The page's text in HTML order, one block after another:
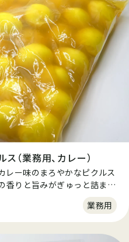
（業務用、カレー）
レー味のまろやかなピクルス
香りと旨みがぎゅっと詰まっ
けで簡単に召し上がれます。
食べやすい、甘めの優しい酸
気のカレー味はピクルスが苦
業務用